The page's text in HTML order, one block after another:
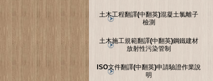
土木工程翻譯(中翻英)混凝土氯離子
檢測
土木施工規範翻譯(中翻英)鋼鐵建材
放射性污染管制
ISO文件翻譯(中翻英)申請驗證作業說
明